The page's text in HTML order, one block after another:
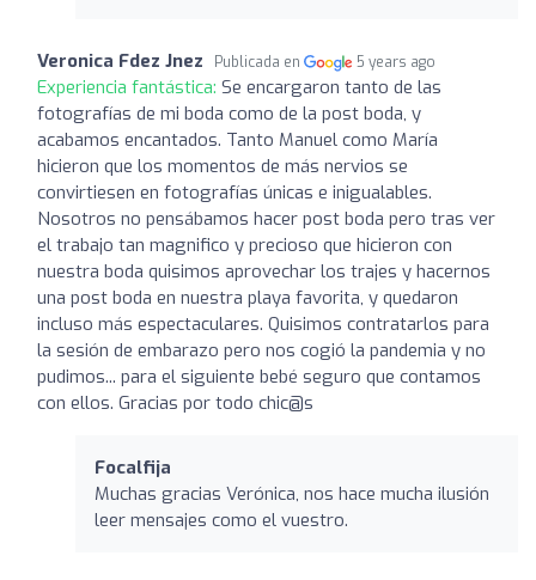
Veronica Fdez Jnez Publicada en 5 years ago
Experiencia fantástica: Se encargaron tanto de las
fotografías de mi boda como de la post boda, y
acabamos encantados. Tanto Manuel como María
hicieron que los momentos de más nervios se
convirtiesen en fotografías únicas e inigualables.
Nosotros no pensábamos hacer post boda pero tras ver
el trabajo tan magnifico y precioso que hicieron con
nuestra boda quisimos aprovechar los trajes y hacernos
una post boda en nuestra playa favorita, y quedaron
incluso más espectaculares. Quisimos contratarlos para
la sesión de embarazo pero nos cogió la pandemia y no
pudimos... para el siguiente bebé seguro que contamos
con ellos. Gracias por todo chic@s
Focalfija
Muchas gracias Verónica, nos hace mucha ilusión
leer mensajes como el vuestro.